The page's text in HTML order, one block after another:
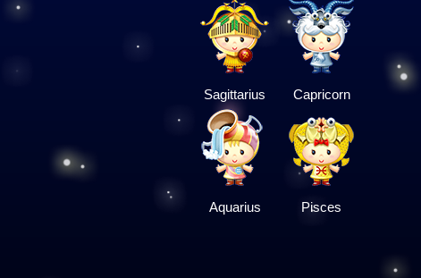
Sagittarius Capricorn
Aquarius Pisces